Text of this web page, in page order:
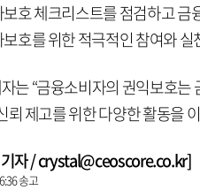
호 체크리스트를 점검하고 금
호를 위한 적극적인 참여와 실
는 “금융소비자의 권익보호는
뢰 제고를 위한 다양한 활동을
자 / crystal@ceoscore.co.kr]
송고